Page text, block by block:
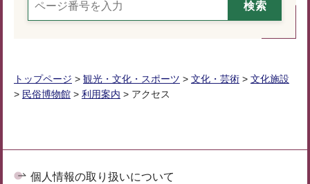
トップページ > 観光・文化・スポーツ > 文化・芸術 > 文化施設
> 民俗博物館 > 利用案内 > アクセス
個人情報の取り扱いについて